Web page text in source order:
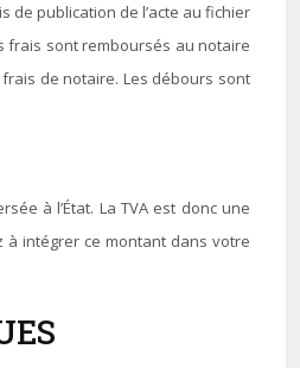
de publication de l’acte au fichier
frais sont remboursés au notaire
de notaire. Les débours sont
à l’État. La TVA est donc une
à intégrer ce montant dans votre